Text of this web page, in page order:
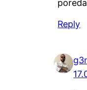
Reply